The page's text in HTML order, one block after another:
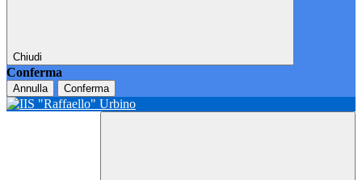
Chiudi
Conferma
Annulla Conferma